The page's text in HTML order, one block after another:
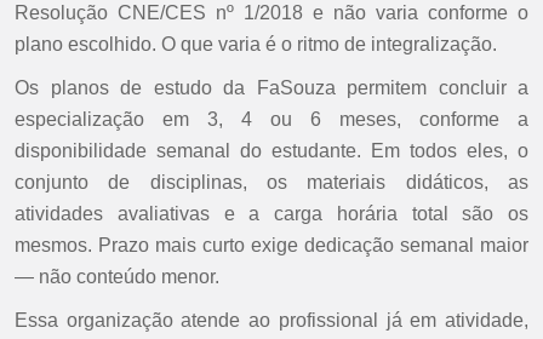
Resolução CNE/CES nº 1/2018 e não varia conforme o
plano escolhido. O que varia é o ritmo de integralização.
Os planos de estudo da FaSouza permitem concluir a
especialização em 3, 4 ou 6 meses, conforme a
disponibilidade semanal do estudante. Em todos eles, o
conjunto de disciplinas, os materiais didáticos, as
atividades avaliativas e a carga horária total são os
mesmos. Prazo mais curto exige dedicação semanal maior
— não conteúdo menor.
Essa organização atende ao profissional já em atividade,